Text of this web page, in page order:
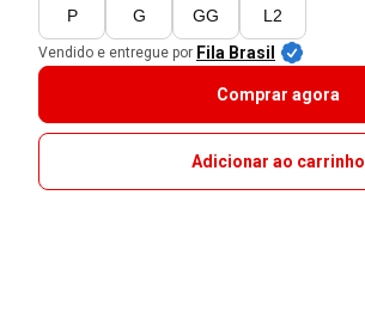
P G GG L2
Vendido e entregue por Fila Brasil
Comprar agora
Adicionar ao carrinho